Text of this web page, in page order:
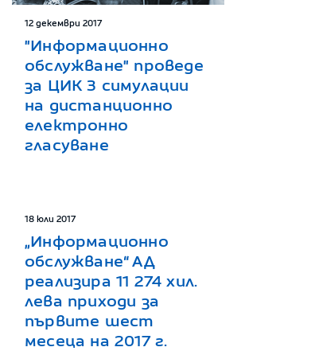
12 декември 2017
"Информационно
обслужване" проведе
за ЦИК 3 симулации
на дистанционно
електронно
гласуване
18 юли 2017
„Информационно
обслужване“ АД
реализира 11 274 хил.
лева приходи за
първите шест
месеца на 2017 г.